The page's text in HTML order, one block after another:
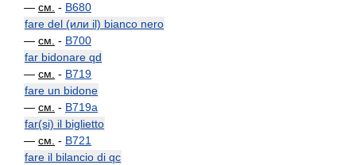
— см. - B680
fare del (или il) bianco nero
— см. - B700
far bidonare qd
— см. - B719
fare un bidone
— см. - B719a
far(si) il biglietto
— см. - B721
fare il bilancio di qc